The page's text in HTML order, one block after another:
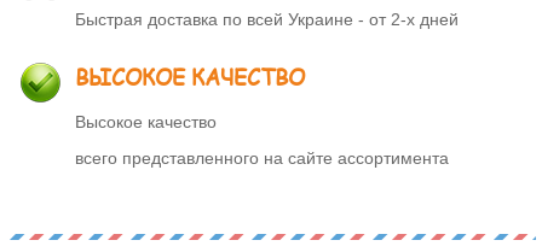
Быстрая доставка по всей Украине - от 2-х дней
ВЫСОКОЕ КАЧЕСТВО
Высокое качество
всего представленного на сайте ассортимента